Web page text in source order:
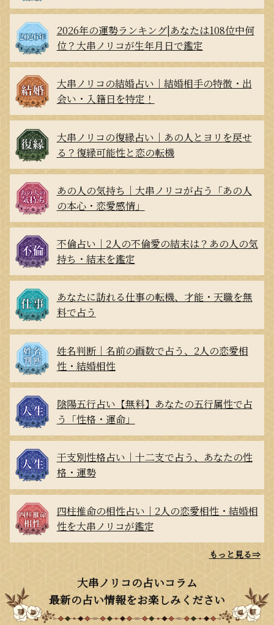
2026年の運勢ランキング|あなたは108位中何
位？大串ノリコが生年月日で鑑定
大串ノリコの結婚占い｜結婚相手の特徴・出
会い・入籍日を特定！
大串ノリコの復縁占い｜あの人とヨリを戻せ
る？復縁可能性と恋の転機
あの人の気持ち｜大串ノリコが占う「あの人
の本心・恋愛感情」
不倫占い｜2人の不倫愛の結末は？あの人の気
持ち・結末を鑑定
あなたに訪れる仕事の転機、才能・天職を無
料で占う
姓名判断｜名前の画数で占う、2人の恋愛相
性・結婚相性
陰陽五行占い【無料】あなたの五行属性で占
う「性格・運命」
干支別性格占い｜十二支で占う、あなたの性
格・運勢
四柱推命の相性占い｜2人の恋愛相性・結婚相
性を大串ノリコが鑑定
もっと見る⇒
大串ノリコの占いコラム
最新の占い情報をお楽しみください